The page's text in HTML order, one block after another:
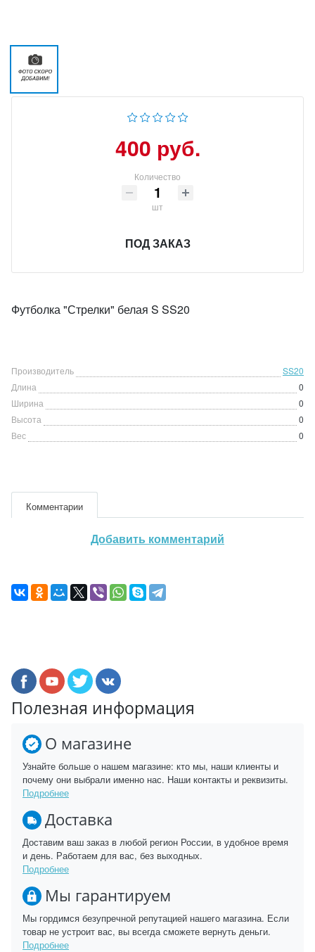
400 руб.
Количество
шт
ПОД ЗАКАЗ
Футболка "Стрелки" белая S SS20
Производитель
SS20
Длина
0
Ширина
0
Высота
0
Вес
0
Комментарии
Добавить комментарий
Полезная информация
О магазине
Узнайте больше о нашем магазине: кто мы, наши клиенты и
почему они выбрали именно нас. Наши контакты и реквизиты.
Подробнее
Доставка
Доставим ваш заказ в любой регион России, в удобное время
и день. Работаем для вас, без выходных.
Подробнее
Мы гарантируем
Мы гордимся безупречной репутацией нашего магазина. Если
товар не устроит вас, вы всегда сможете вернуть деньги.
Подробнее